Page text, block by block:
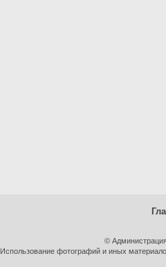
©
Использование фотографий и иных